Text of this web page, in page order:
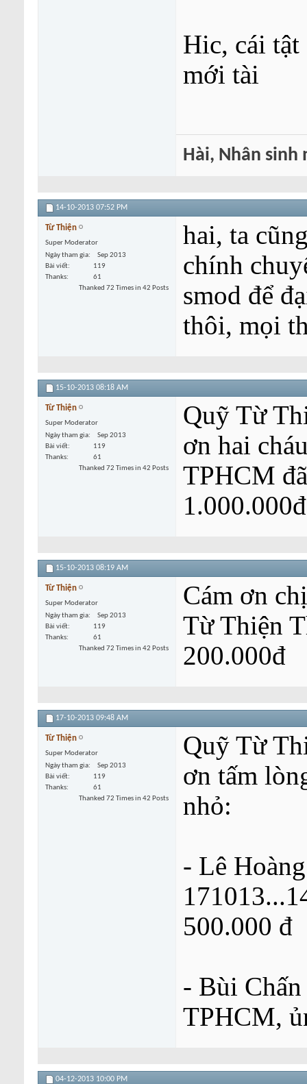
Hic, cái tật
mới tài
Hài, Nhân
14-10-2013 07:52 PM
Từ Thiện
Super Moderator
Ngày tham gia
Sep 2013
Bài viết
119
Thanks
61
Thanked 72 Times in 42 Posts
hai, ta
chính
smod để
thôi, mọi
15-10-2013 08:18 AM
Từ Thiện
Super Moderator
Ngày tham gia
Sep 2013
Bài viết
119
Thanks
61
Thanked 72 Times in 42 Posts
Quỹ Từ
ơn hai
TPHCM
1.000.000đ
15-10-2013 08:19 AM
Từ Thiện
Super Moderator
Ngày tham gia
Sep 2013
Bài viết
119
Thanks
61
Thanked 72 Times in 42 Posts
Cám ơn
Từ Thiện
200.000đ
17-10-2013 09:48 AM
Từ Thiện
Super Moderator
Ngày tham gia
Sep 2013
Bài viết
119
Thanks
61
Thanked 72 Times in 42 Posts
Quỹ Từ
ơn tấm
nhỏ:
- Lê
500.000 đ
- Bùi
TPHCM,
04-12-2013 10:00 PM